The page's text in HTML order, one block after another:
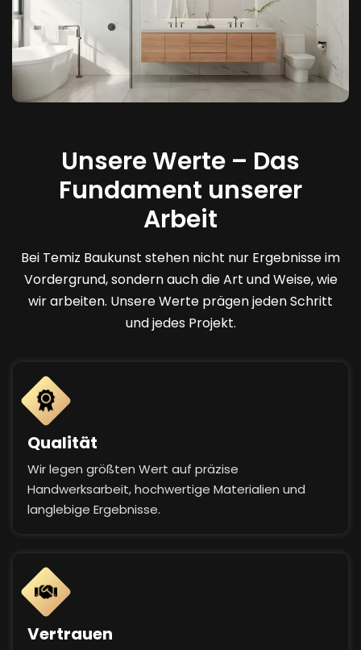
Unsere Werte – Das
Fundament unserer
Arbeit
Bei Temiz Baukunst stehen nicht nur Ergebnisse im
Vordergrund, sondern auch die Art und Weise, wie
wir arbeiten. Unsere Werte prägen jeden Schritt
und jedes Projekt.
Qualität
Wir legen größten Wert auf präzise
Handwerksarbeit, hochwertige Materialien und
langlebige Ergebnisse.
Vertrauen